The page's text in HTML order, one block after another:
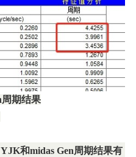
周期结果
和midas Gen周期结果有